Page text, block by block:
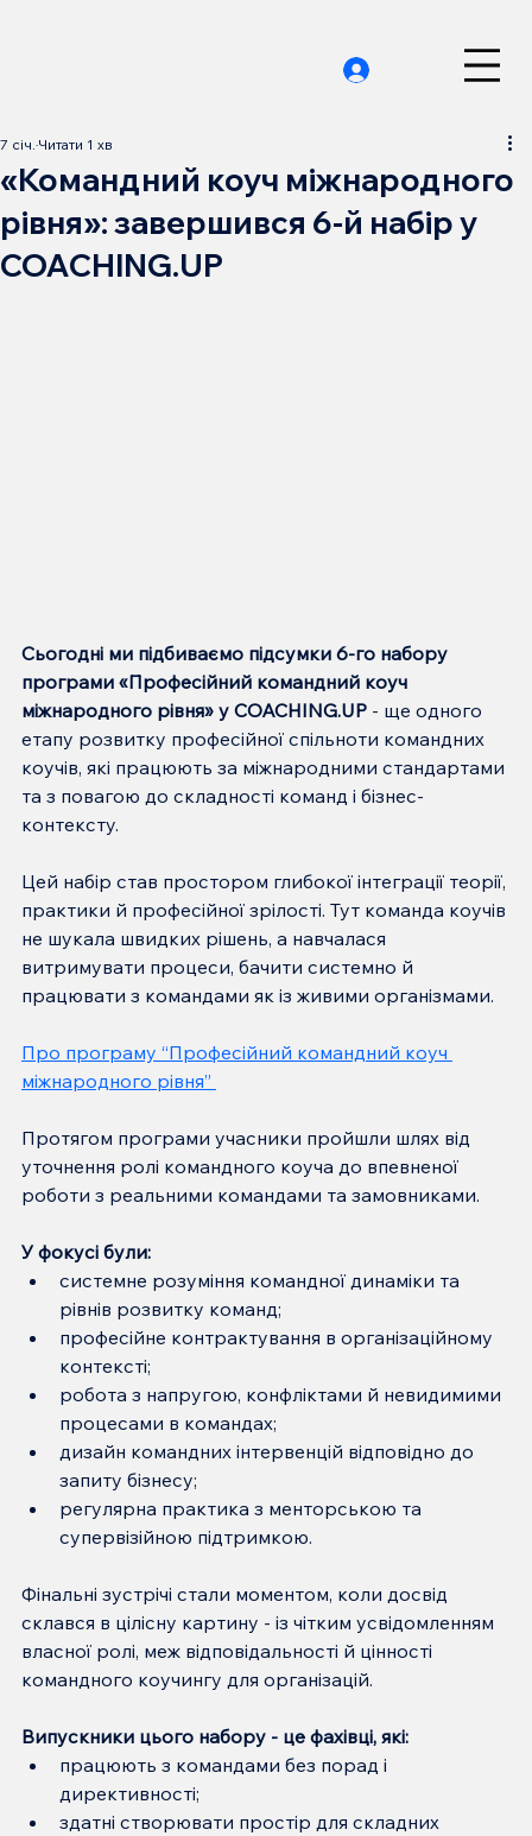
«Командний коуч міжнародного
рівня»: завершився 6-й набір у
COACHING.UP
7 січ. Читати 1 хв
Сьогодні ми підбиваємо підсумки 6-го набору
програми «Професійний командний коуч
міжнародного рівня» у COACHING.UP - ще одного
етапу розвитку професійної спільноти командних
коучів, які працюють за міжнародними стандартами
та з повагою до складності команд і бізнес-
контексту.
Цей набір став простором глибокої інтеграції теорії,
практики й професійної зрілості. Тут команда коучів
не шукала швидких рішень, а навчалася
витримувати процеси, бачити системно й
працювати з командами як із живими організмами.
Про програму “Професійний командний коуч
міжнародного рівня”
Протягом програми учасники пройшли шлях від
уточнення ролі командного коуча до впевненої
роботи з реальними командами та замовниками.
У фокусі були:
системне розуміння командної динаміки та
рівнів розвитку команд;
професійне контрактування в організаційному
контексті;
робота з напругою, конфліктами й невидимими
процесами в командах;
дизайн командних інтервенцій відповідно до
запиту бізнесу;
регулярна практика з менторською та
супервізійною підтримкою.
Фінальні зустрічі стали моментом, коли досвід
склався в цілісну картину - із чітким усвідомленням
власної ролі, меж відповідальності й цінності
командного коучингу для організацій.
Випускники цього набору - це фахівці, які:
працюють з командами без порад і
директивності;
здатні створювати простір для складних